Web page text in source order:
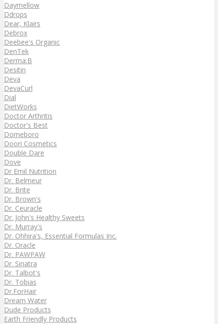
Daymellow
Ddrops
Dear, Klairs
Debrox
Deebee's Organic
DenTek
Derma:B
Desitin
Deva
DevaCurl
Dial
DietWorks
Doctor Arthritis
Doctor's Best
Domeboro
Doori Cosmetics
Double Dare
Dove
Dr Emil Nutrition
Dr. Belmeur
Dr. Brite
Dr. Brown's
Dr. Ceuracle
Dr. John's Healthy Sweets
Dr. Murray's
Dr. Ohhira's, Essential Formulas Inc.
Dr. Oracle
Dr. PAWPAW
Dr. Sinatra
Dr. Talbot's
Dr. Tobias
Dr.ForHair
Dream Water
Dude Products
Earth Friendly Products